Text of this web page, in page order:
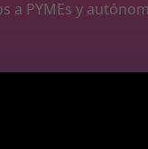
a PYMEs y